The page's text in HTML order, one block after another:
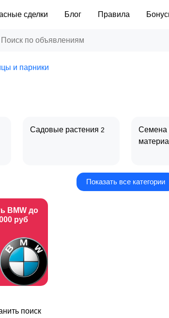
сделки Блог Правила
и парники
Садовые растения 2
Семена
Показать все категории
BMW до
руб
поиск